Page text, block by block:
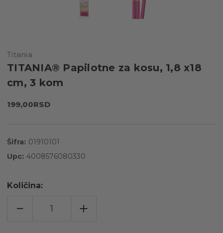
Titania
TITANIA® Papilotne za kosu, 1,8 x18
cm, 3 kom
199,00RSD
Šifra: 01910101
Upc: 4008576080330
Količina:
POVEĆAJTE INCREASE
QUANTITY